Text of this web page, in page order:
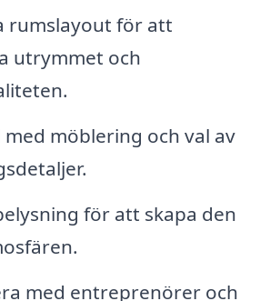
rumslayout för att
utrymmet och
med möblering och val av
för att skapa den
med entreprenörer och